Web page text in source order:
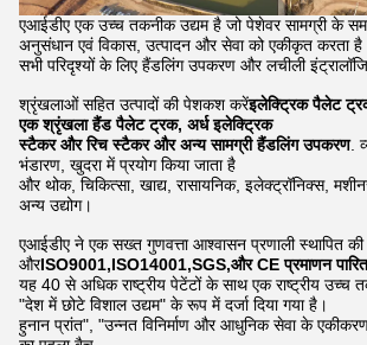
एआईडीए एक उच्च तकनीक उद्यम है जो पेशेवर सामग्री के
अनुसंधान एवं विकास, उत्पादन और सेवा को एकीकृत करता
सभी परिदृश्यों के लिए हैंडलिंग उपकरण और लचीली
श्रृंखलाओं सहित उत्पादों की पेशकश करेंइलेक्ट्रिक पैलेट
एक श्रृंखला हैंड पैलेट ट्रक, अर्ध इलेक्ट्रिक
स्टैकर और रिच स्टैकर और अन्य सामग्री हैंडलिंग उपकरण.
भंडारण, खुदरा में प्रयोग किया जाता है
और थोक, चिकित्सा, खाद्य, रासायनिक, इलेक्ट्रॉनिक्स,
अन्य उद्योग।
एआईडीए ने एक सख्त गुणवत्ता आश्वासन प्रणाली स्थापित
औरISO9001,ISO14001,SGS,और CE प्रमाणन पारित
यह 40 से अधिक राष्ट्रीय पेटेंटों के साथ एक राष्ट्रीय उच्च
"देश में छोटे विशाल उद्यम" के रूप में दर्जा दिया गया है।
हुनान प्रांत", "उन्नत विनिर्माण और आधुनिक सेवा के